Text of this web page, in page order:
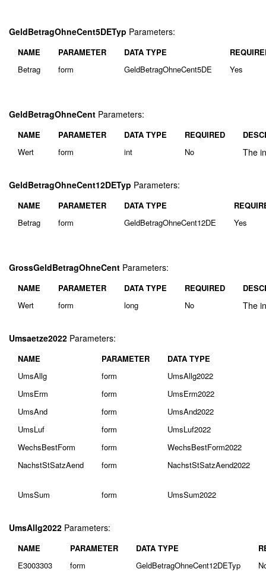
GeldBetragOhneCent5DETyp Parameters:
NAME PARAMETER DATA TYPE
Betrag
form GeldBetragOhneCent5DE Yes
GeldBetragOhneCent Parameters:
NAME PARAMETER DATA TYPE REQUIRED
Wert
form int No The
GeldBetragOhneCent12DETyp Parameters:
NAME PARAMETER DATA TYPE
Betrag
form GeldBetragOhneCent12DE Yes
GrossGeldBetragOhneCent Parameters:
NAME PARAMETER DATA TYPE REQUIRED
Wert
form long No The
Umsaetze2022 Parameters:
NAME PARAMETER
DATA TYPE
UmsAllg
form
UmsAllg2022
UmsErm
form
UmsErm2022
UmsAnd
form
UmsAnd2022
UmsLuf
form
UmsLuf2022
WechsBestForm
form
WechsBestForm2022
NachstStSatzAend
form NachstStSatzAend2022
UmsSum form UmsSum2022
UmsAllg2022 Parameters:
NAME PARAMETER DATA TYPE
E3003303
form GeldBetragOhneCent12DETyp